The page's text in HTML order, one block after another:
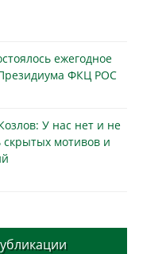
ежегодное
ФКЦ РОС
У нас нет и не
мотивов и